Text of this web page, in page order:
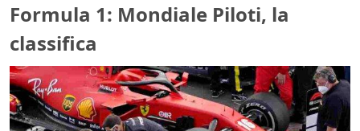
Formula 1: Mondiale Piloti, la
classifica